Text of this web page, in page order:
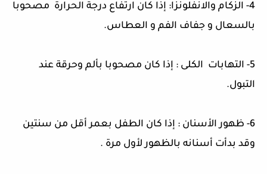
4- الزكام والانفلونزا: إذا كان ارتفاع درجة الحرارة مصحوبا
بالسعال و جفاف الفم و العطاس.
5- التهابات الكلى : إذا كان مصحوبا بألم وحرقة عند
التبول.
6- ظهور الأسنان : إذا كان الطفل بعمر أقل من سنتين
وقد بدأت أسنانه بالظهور لأول مرة .